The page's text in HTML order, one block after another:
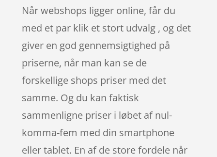
Når webshops ligger online, får du
med et par klik et stort udvalg , og det
giver en god gennemsigtighed på
priserne, når man kan se de
forskellige shops priser med det
samme. Og du kan faktisk
sammenligne priser i løbet af nul-
komma-fem med din smartphone
eller tablet. En af de store fordele når